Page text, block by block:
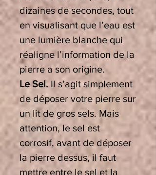
dizaines de secondes, tout
en visualisant que l’eau est
une lumière blanche qui
réaligne l’information de la
pierre a son origine.
Le Sel. Il s’agit simplement
de déposer votre pierre sur
un lit de gros sels. Mais
attention, le sel est
corrosif, avant de déposer
la pierre dessus, il faut
mettre entre le sel et la